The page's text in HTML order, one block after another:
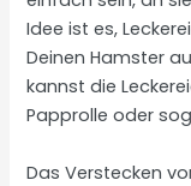
Idee ist es,
Deinen Hamster
kannst die
Papprolle oder
Das Verstecken